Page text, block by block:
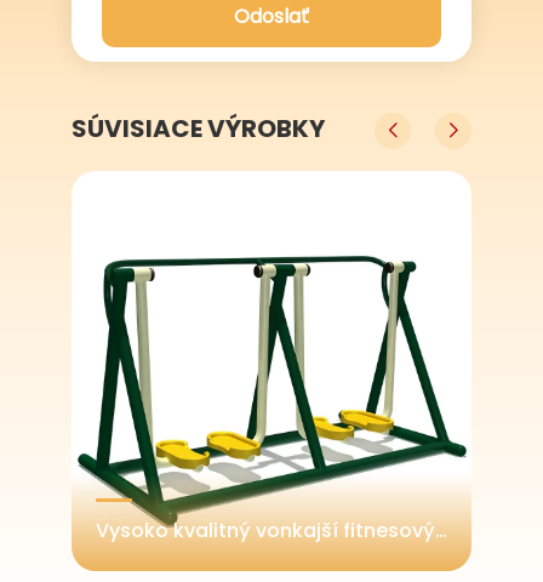
Odoslať
SÚVISIACE VÝROBKY
Vysoko kvalitný vonkajší fitnesový stroj Air Walker pre použitie v záhrade, vile alebo na rekreačných parkových plochách - v súlade s európskymi a americkými štandardmi